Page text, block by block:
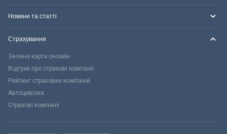
Новини та статті
Страхування
Зелена карта онлайн
Відгуки про страхові компанії
Рейтинг страхових компаній
Автоцивілка
Страхові компанії